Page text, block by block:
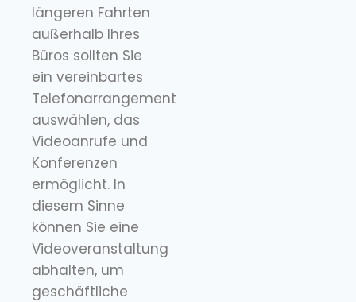
längeren Fahrten
außerhalb Ihres
Büros sollten Sie
ein vereinbartes
Telefonarrangement
auswählen, das
Videoanrufe und
Konferenzen
ermöglicht. In
diesem Sinne
können Sie eine
Videoveranstaltung
abhalten, um
geschäftliche